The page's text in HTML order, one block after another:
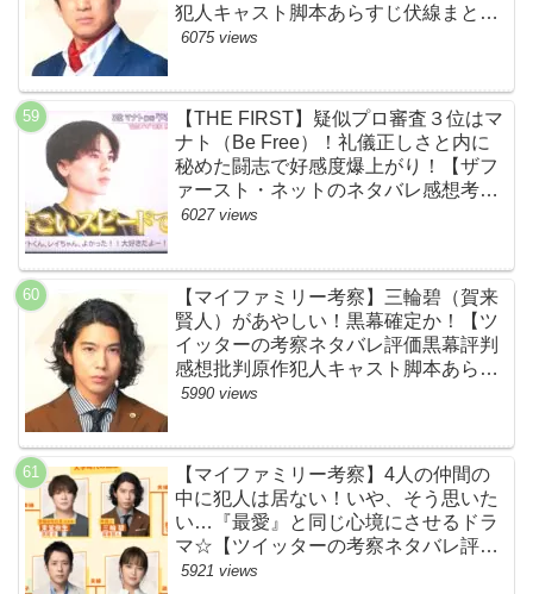
犯人キャスト脚本あらすじ伏線まと
め・松本幸四郎】
6075 views
【THE FIRST】疑似プロ審査３位はマ
ナト（Be Free）！礼儀正しさと内に
秘めた闘志で好感度爆上がり！【ザフ
ァースト・ネットのネタバレ感想考察
まとめ・スッキリ・BE:FIRST・ビー
6027 views
【マイファミリー考察】三輪碧（賀来
賢人）があやしい！黒幕確定か！【ツ
イッターの考察ネタバレ評価黒幕評判
感想批判原作犯人キャスト脚本あらす
じ伏線まとめ】
5990 views
【マイファミリー考察】4人の仲間の
中に犯人は居ない！いや、そう思いた
い…『最愛』と同じ心境にさせるドラ
マ☆【ツイッターの考察ネタバレ評価
黒幕評判感想批判原作犯人キャスト脚
5921 views